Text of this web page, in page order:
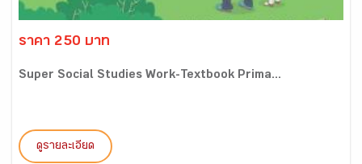
ราคา 250 บาท
Super Social Studies Work-Textbook Prima...
ดูรายละเอียด